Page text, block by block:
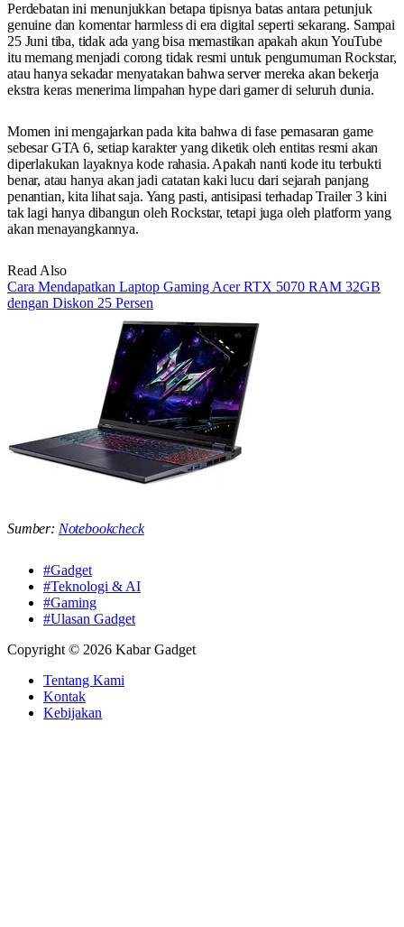
Perdebatan ini menunjukkan betapa tipisnya batas antara petunjuk
genuine dan komentar harmless di era digital seperti sekarang. Sampai
25 Juni tiba, tidak ada yang bisa memastikan apakah akun YouTube
itu memang menjadi corong tidak resmi untuk pengumuman Rockstar,
atau hanya sekadar menyatakan bahwa server mereka akan bekerja
ekstra keras menerima limpahan hype dari gamer di seluruh dunia.
Momen ini mengajarkan pada kita bahwa di fase pemasaran game
sebesar GTA 6, setiap karakter yang diketik oleh entitas resmi akan
diperlakukan layaknya kode rahasia. Apakah nanti kode itu terbukti
benar, atau hanya akan jadi catatan kaki lucu dari sejarah panjang
penantian, kita lihat saja. Yang pasti, antisipasi terhadap Trailer 3 kini
tak lagi hanya dibangun oleh Rockstar, tetapi juga oleh platform yang
akan menayangkannya.
Read Also
Cara Mendapatkan Laptop Gaming Acer RTX 5070 RAM 32GB
dengan Diskon 25 Persen
Sumber: Notebookcheck
#Gadget
#Teknologi & AI
#Gaming
#Ulasan Gadget
Copyright © 2026 Kabar Gadget
Tentang Kami
Kontak
Kebijakan